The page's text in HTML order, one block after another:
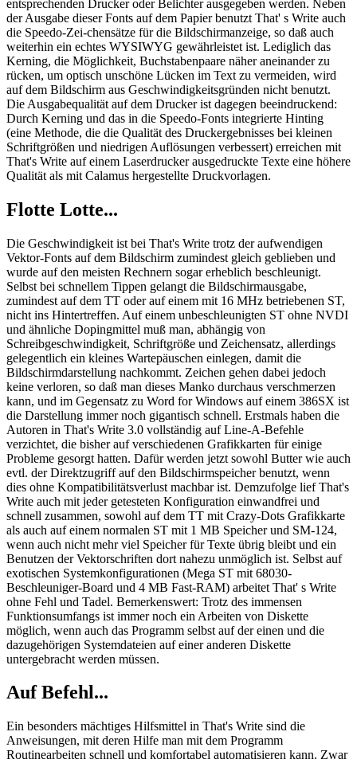
entsprechenden Drucker oder Belichter ausgegeben werden. Neben
der Ausgabe dieser Fonts auf dem Papier benutzt That' s Write auch
die Speedo-Zei-chensätze für die Bildschirmanzeige, so daß auch
weiterhin ein echtes WYSIWYG gewährleistet ist. Lediglich das
Kerning, die Möglichkeit, Buchstabenpaare näher aneinander zu
rücken, um optisch unschöne Lücken im Text zu vermeiden, wird
auf dem Bildschirm aus Geschwindigkeitsgründen nicht benutzt.
Die Ausgabequalität auf dem Drucker ist dagegen beeindruckend:
Durch Kerning und das in die Speedo-Fonts integrierte Hinting
(eine Methode, die die Qualität des Druckergebnisses bei kleinen
Schriftgrößen und niedrigen Auflösungen verbessert) erreichen mit
That's Write auf einem Laserdrucker ausgedruckte Texte eine höhere
Qualität als mit Calamus hergestellte Druckvorlagen.
Flotte Lotte...
Die Geschwindigkeit ist bei That's Write trotz der aufwendigen
Vektor-Fonts auf dem Bildschirm zumindest gleich geblieben und
wurde auf den meisten Rechnern sogar erheblich beschleunigt.
Selbst bei schnellem Tippen gelangt die Bildschirmausgabe,
zumindest auf dem TT oder auf einem mit 16 MHz betriebenen ST,
nicht ins Hintertreffen. Auf einem unbeschleunigten ST ohne NVDI
und ähnliche Dopingmittel muß man, abhängig von
Schreibgeschwindigkeit, Schriftgröße und Zeichensatz, allerdings
gelegentlich ein kleines Wartepäuschen einlegen, damit die
Bildschirmdarstellung nachkommt. Zeichen gehen dabei jedoch
keine verloren, so daß man dieses Manko durchaus verschmerzen
kann, und im Gegensatz zu Word for Windows auf einem 386SX ist
die Darstellung immer noch gigantisch schnell. Erstmals haben die
Autoren in That's Write 3.0 vollständig auf Line-A-Befehle
verzichtet, die bisher auf verschiedenen Grafikkarten für einige
Probleme gesorgt hatten. Dafür werden jetzt sowohl Butter wie auch
evtl. der Direktzugriff auf den Bildschirmspeicher benutzt, wenn
dies ohne Kompatibilitätsverlust machbar ist. Demzufolge lief That's
Write auch mit jeder getesteten Konfiguration einwandfrei und
schnell zusammen, sowohl auf dem TT mit Crazy-Dots Grafikkarte
als auch auf einem normalen ST mit 1 MB Speicher und SM-124,
wenn auch nicht mehr viel Speicher für Texte übrig bleibt und ein
Benutzen der Vektorschriften dort nahezu unmöglich ist. Selbst auf
exotischen Systemkonfigurationen (Mega ST mit 68030-
Beschleuniger-Board und 4 MB Fast-RAM) arbeitet That' s Write
ohne Fehl und Tadel. Bemerkenswert: Trotz des immensen
Funktionsumfangs ist immer noch ein Arbeiten von Diskette
möglich, wenn auch das Programm selbst auf der einen und die
dazugehörigen Systemdateien auf einer anderen Diskette
untergebracht werden müssen.
Auf Befehl...
Ein besonders mächtiges Hilfsmittel in That's Write sind die
Anweisungen, mit deren Hilfe man mit dem Programm
Routinearbeiten schnell und komfortabel automatisieren kann. Zwar